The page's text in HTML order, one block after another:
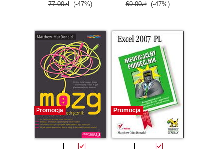
77.00zł (-47%) 69.00zł (-47%)
Promocja Promocja